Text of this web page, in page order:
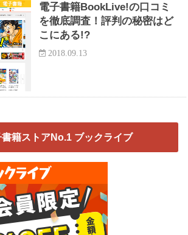
電子書籍
電子書籍BookLive!の口コミ
を徹底調査！評判の秘密はど
こにある!?
2018.09.13
籍ストアNo.1 ブックライブ